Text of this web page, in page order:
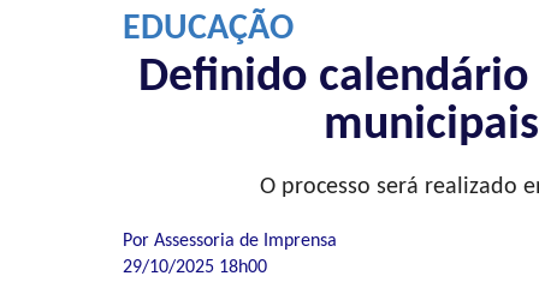
EDUCAÇÃO
Definido
O processo será realizado
Por Assessoria de Imprensa
29/10/2025 18h00